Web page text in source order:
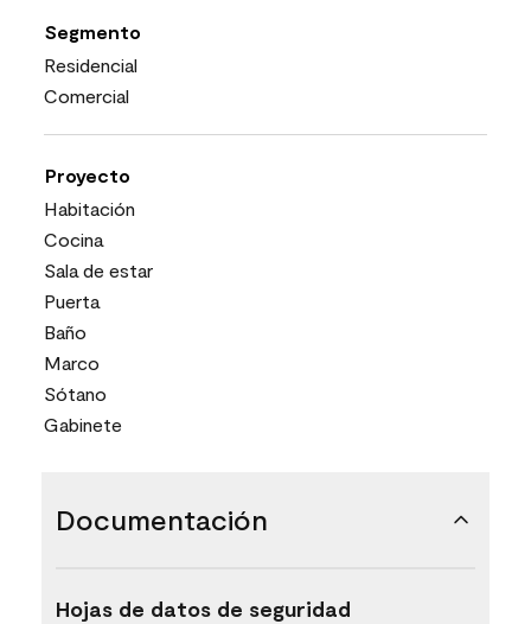
Segmento
Residencial
Comercial
Proyecto
Habitación
Cocina
Sala de estar
Puerta
Baño
Marco
Sótano
Gabinete
Documentación
Hojas de datos de seguridad